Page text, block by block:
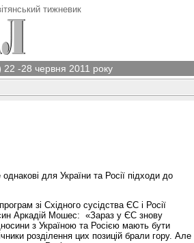
тижневик
22 -28 червня 2011 року
для України та Росії підходи до
зі Східного сусідства ЄС і Росії
Аркадій Мошес: «Зараз у ЄС знову
з Україною та Росією мають бути
розділення цих позицій брали гору. Але